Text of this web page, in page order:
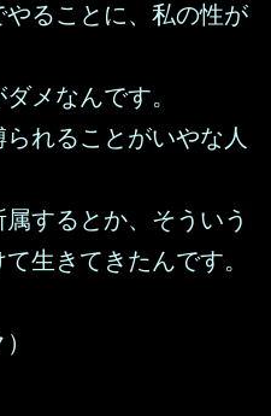
ることに、私の性が
メなんです。
れることがいやな人
するとか、そういう
生きてきたんです。